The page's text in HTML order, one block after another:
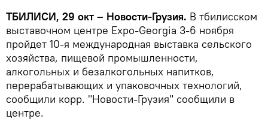
ТБИЛИСИ, 29 окт – Новости-Грузия. В тбилисском
выставочном центре Expo-Georgia 3-6 ноября
пройдет 10-я международная выставка сельского
хозяйства, пищевой промышленности,
алкогольных и безалкогольных напитков,
перерабатывающих и упаковочных технологий,
сообщили корр. "Новости-Грузия" сообщили в
центре.